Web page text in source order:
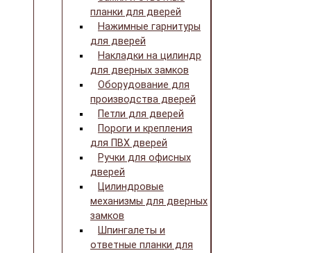
планки для дверей
Нажимные гарнитуры
для дверей
Накладки на цилиндр
для дверных замков
Оборудование для
производства дверей
Петли для дверей
Пороги и крепления
для ПВХ дверей
Ручки для офисных
дверей
Цилиндровые
механизмы для дверных
замков
Шпингалеты и
ответные планки для